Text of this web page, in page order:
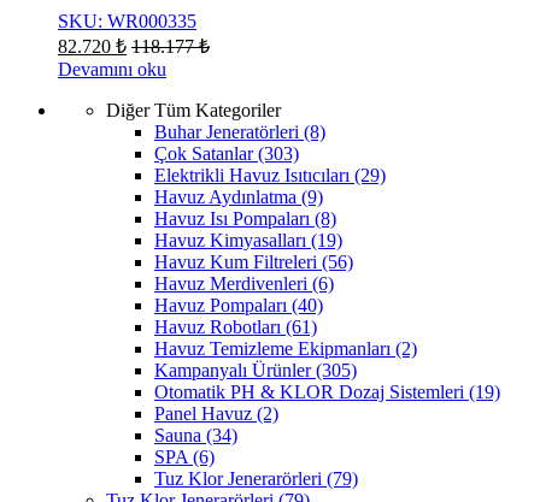
SKU: WR000335
82.720 ₺ 118.177₺
Devamını oku
Diğer Tüm Kategoriler
Buhar Jeneratörleri (8)
Çok Satanlar(303)
Elektrikli Havuz Isıtıcıları (29)
Havuz Aydınlatma (9)
Havuz Isı Pompaları (8)
Havuz Kimyasalları (19)
Havuz Kum Filtreleri (56)
Havuz Merdivenleri (6)
Havuz Pompaları (40)
Havuz Robotları (61)
Havuz Temizleme Ekipmanları (2)
Kampanyalı Ürünler(305)
Otomatik PH & KLOR Dozaj Sistemleri (19)
Panel Havuz (2)
Sauna (34)
SPA (6)
Tuz Klor Jenerarörleri (79)